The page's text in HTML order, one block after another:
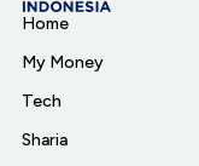
Home
My Money
Tech
Sharia